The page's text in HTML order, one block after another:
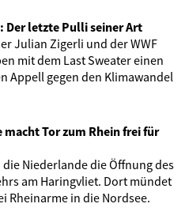
Der letzte Pulli seiner Art
Julian Zigerli und der WWF
mit dem Last Sweater einen
Appell gegen den Klimawandel
macht Tor zum Rhein frei für
Niederlande die Öffnung des
am Haringvliet. Dort mündet
Rheinarme in die Nordsee.